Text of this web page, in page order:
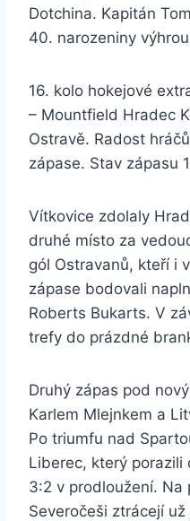
Dotchina. Kapitán
40. narozeniny
16. kolo hokejové
– Mountfield Hradec
Ostravě. Radost
zápase. Stav zápasu
Vítkovice zdolaly
druhé místo za
gól Ostravanů, kteří i
zápase bodovali
Roberts Bukarts. V
trefy do prázdné
Druhý zápas pod
Karlem Mlejnkem a
Po triumfu nad
Liberec, který porazili
3:2 v prodloužení.
Severočeši ztrácejí